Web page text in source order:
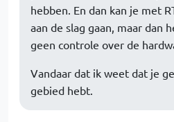
hebben. En dan kan je met
aan de slag gaan, maar dan
geen controle over de
Vandaar dat ik weet dat je
gebied hebt.